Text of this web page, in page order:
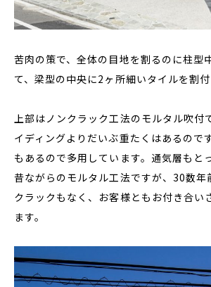
苦肉の策で、全体の目地を割るのに柱型
て、梁型の中央に2ヶ所細いタイルを割付
上部はノンクラック工法のモルタル吹付
イディングよりだいぶ重たくはあるので
もあるので多用しています。通気層もと
昔ながらのモルタル工法ですが、30数年
クラックもなく、お客様ともお付き合い
ます。